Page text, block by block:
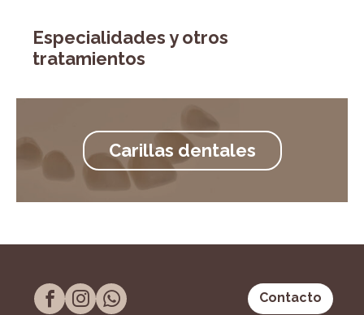
Especialidades y otros
tratamientos
Carillas dentales
Contacto